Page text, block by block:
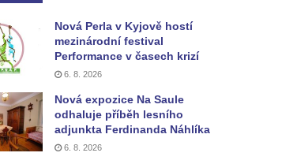
Nová Perla v Kyjově hostí
mezinárodní festival
Performance v časech krizí
6. 8. 2026
Nová expozice Na Saule
odhaluje příběh lesního
adjunkta Ferdinanda Náhlíka
6. 8. 2026